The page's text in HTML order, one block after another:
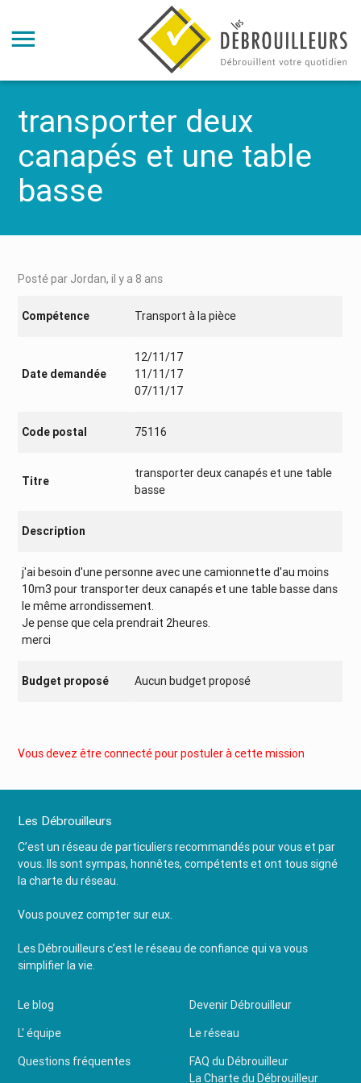
transporter deux
canapés et une table
basse
Posté par Jordan, il y a 8 ans
Compétence Transport à la pièce
Date demandée
12/11/17
11/11/17
07/11/17
Code postal 75116
Titre
transporter deux canapés et une table
basse
Description
j'ai besoin d'une personne avec une camionnette d'au moins
10m3 pour transporter deux canapés et une table basse dans
le même arrondissement.
Je pense que cela prendrait 2heures.
merci
Budget proposé Aucun budget proposé
Vous devez être connecté pour postuler à cette mission
Les Débrouilleurs
C’est un réseau de particuliers recommandés pour vous et par
vous. Ils sont sympas, honnêtes, compétents et ont tous signé
la charte du réseau.
Vous pouvez compter sur eux.
Les Débrouilleurs c’est le réseau de confiance qui va vous
simplifier la vie.
Le blog
L' équipe
Questions fréquentes
Devenir Débrouilleur
Le réseau
FAQ du Débrouilleur
La Charte du Débrouilleur